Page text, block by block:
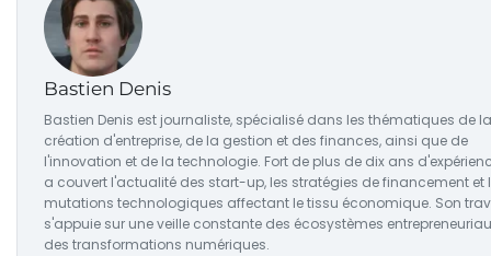
Bastien Denis
Bastien Denis est journaliste, spécialisé dans les thématiques de la
création d'entreprise, de la gestion et des finances, ainsi que de
l'innovation et de la technologie. Fort de plus de dix ans
a couvert l'actualité des start-up, les stratégies de financement et
mutations technologiques affectant le tissu économique. Son
s'appuie sur une veille constante des écosystèmes
des transformations numériques.